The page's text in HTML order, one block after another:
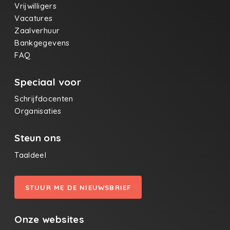
Vrijwilligers
Vacatures
Zaalverhuur
Bankgegevens
FAQ
Speciaal voor
Schrijfdocenten
Organisaties
Steun ons
Taaldeel
STUUR ME DE NIEUWSBRIEF
Onze websites